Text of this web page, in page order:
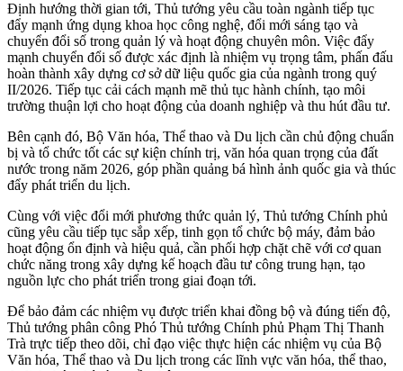
Định hướng thời gian tới, Thủ tướng yêu cầu toàn ngành tiếp tục
đẩy mạnh ứng dụng khoa học công nghệ, đổi mới sáng tạo và
chuyển đổi số trong quản lý và hoạt động chuyên môn. Việc đẩy
mạnh chuyển đổi số được xác định là nhiệm vụ trọng tâm, phấn đấu
hoàn thành xây dựng cơ sở dữ liệu quốc gia của ngành trong quý
II/2026. Tiếp tục cải cách mạnh mẽ thủ tục hành chính, tạo môi
trường thuận lợi cho hoạt động của doanh nghiệp và thu hút đầu tư.
Bên cạnh đó, Bộ Văn hóa, Thể thao và Du lịch cần chủ động chuẩn
bị và tổ chức tốt các sự kiện chính trị, văn hóa quan trọng của đất
nước trong năm 2026, góp phần quảng bá hình ảnh quốc gia và thúc
đẩy phát triển du lịch.
Cùng với việc đổi mới phương thức quản lý, Thủ tướng Chính phủ
cũng yêu cầu tiếp tục sắp xếp, tinh gọn tổ chức bộ máy, đảm bảo
hoạt động ổn định và hiệu quả, cần phối hợp chặt chẽ với cơ quan
chức năng trong xây dựng kế hoạch đầu tư công trung hạn, tạo
nguồn lực cho phát triển trong giai đoạn tới.
Để bảo đảm các nhiệm vụ được triển khai đồng bộ và đúng tiến độ,
Thủ tướng phân công Phó Thủ tướng Chính phủ Phạm Thị Thanh
Trà trực tiếp theo dõi, chỉ đạo việc thực hiện các nhiệm vụ của Bộ
Văn hóa, Thể thao và Du lịch trong các lĩnh vực văn hóa, thể thao,